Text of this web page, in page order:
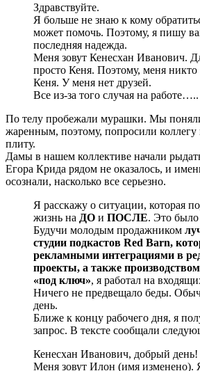
Здравствуйте.
Я больше не знаю к кому
может помочь. Поэтому, я пишу
последняя надежда.
Меня зовут Кенесхан Иванович.
просто Кеня. Поэтому, меня никто
Кеня. У меня нет друзей.
Все из-за того случая на работе…..
По телу пробежали мурашки. Мы
жаренным, поэтому, попросили
плиту.
Дамы в нашем коллективе начали
Егора Крида рядом не оказалось, и
осознали, насколько все серьезно.
Я расскажу о ситуации, которая
жизнь на ДО и ПОСЛЕ. Это было
Будучи молодым продажником
студии подкастов Red Barn,
рекламными интеграциями в
проекты, а также
«под ключ», я работал на
Ничего не предвещало беды.
день.
Ближе к концу рабочего дня, я
запрос. В тексте сообщали
Кенесхан Иванович, добрый день!
Меня зовут Илон (имя изменено).